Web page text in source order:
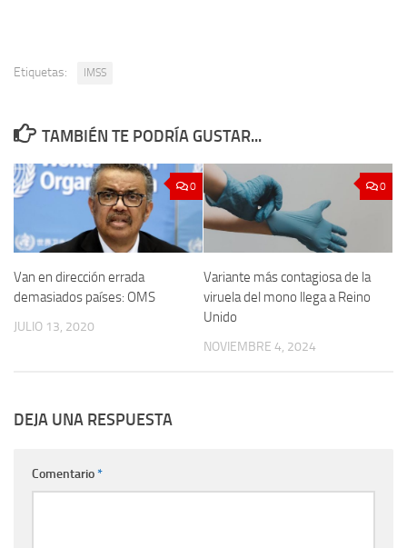
Etiquetas: IMSS
TAMBIÉN TE PODRÍA GUSTAR...
0
Van en dirección errada
demasiados países: OMS
JULIO 13, 2020
0
Variante más contagiosa de la
viruela del mono llega a Reino
Unido
NOVIEMBRE 4, 2024
DEJA UNA RESPUESTA
Comentario*